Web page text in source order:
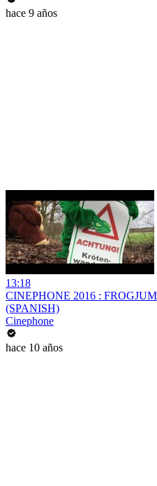
hace 9 años
13:18
CINEPHONE 2016 :
(SPANISH)
Cinephone
hace 10 años